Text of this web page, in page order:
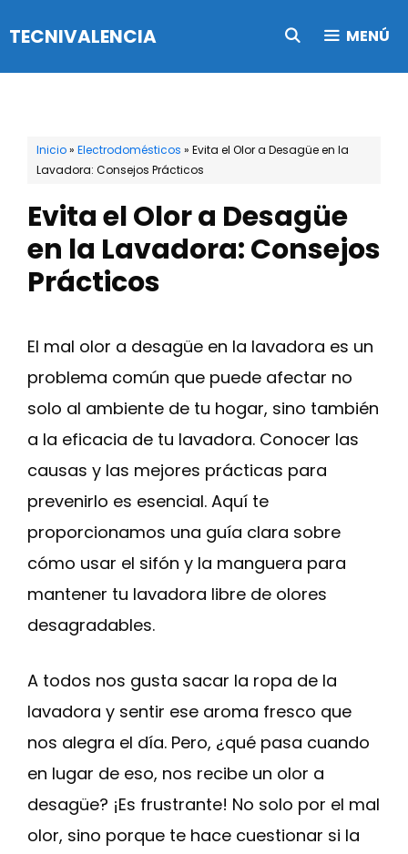
al
contenido
TECNIVALENCIA MENÚ
Inicio» Electrodomésticos » Evita el Olor a Desagüe en la
Lavadora: Consejos Prácticos
Evita el Olor a Desagüe
en la Lavadora: Consejos
Prácticos
El mal olor a desagüe en la lavadora es un
problema común que puede afectar no
solo al ambiente de tu hogar, sino también
a la eficacia de tu lavadora. Conocer las
causas y las mejores prácticas para
prevenirlo es esencial. Aquí te
proporcionamos una guía clara sobre
cómo usar el sifón y la manguera para
mantener tu lavadora libre de olores
desagradables.
A todos nos gusta sacar la ropa de la
lavadora y sentir ese aroma fresco que
nos alegra el día. Pero, ¿qué pasa cuando
en lugar de eso, nos recibe un olor a
desagüe? ¡Es frustrante! No solo por el mal
olor, sino porque te hace cuestionar si la